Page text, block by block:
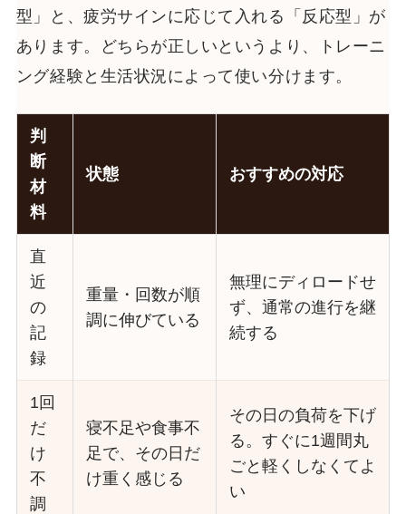
型」と、疲労サインに応じて入れる「反応型」が
あります。どちらが正しいというより、トレーニ
ング経験と生活状況によって使い分けます。
判
断
材
料
状態 おすすめの対応
直
近
の
記
録
重量・回数が順
調に伸びている
無理にディロードせ
ず、通常の進行を継
続する
1回
だ
け
不
調
寝不足や食事不
足で、その日だ
け重く感じる
その日の負荷を下げ
る。すぐに1週間丸
ごと軽くしなくてよ
い